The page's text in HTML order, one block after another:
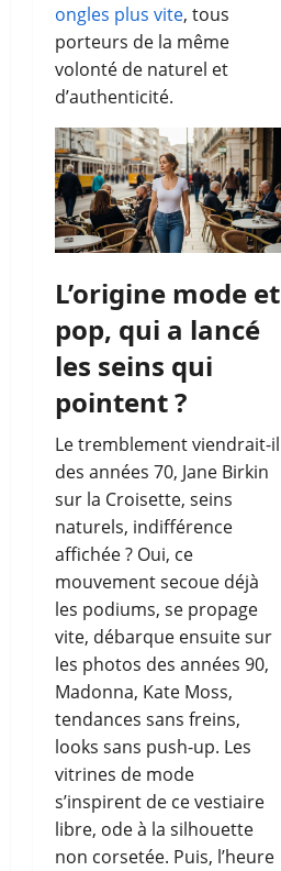
ongles plus vite, tous
porteurs de la même
volonté de naturel et
d’authenticité.
L’origine mode et
pop, qui a lancé
les seins qui
pointent ?
Le tremblement viendrait-il
des années 70, Jane Birkin
sur la Croisette, seins
naturels, indifférence
affichée ? Oui, ce
mouvement secoue déjà
les podiums, se propage
vite, débarque ensuite sur
les photos des années 90,
Madonna, Kate Moss,
tendances sans freins,
looks sans push-up. Les
vitrines de mode
s’inspirent de ce vestiaire
libre, ode à la silhouette
non corsetée. Puis, l’heure